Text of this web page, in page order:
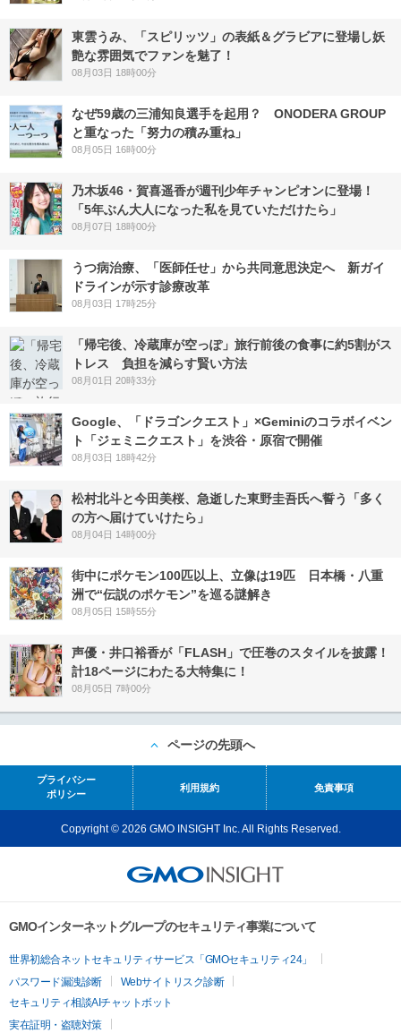
東雲うみ、「スピリッツ」の表紙＆グラビアに登場し妖
艶な雰囲気でファンを魅了！
08月03日 18時00分
なぜ59歳の三浦知良選手を起用？ ONODERA GROUP
と重なった「努力の積み重ね」
08月05日 16時00分
乃木坂46・賀喜遥香が週刊少年チャンピオンに登場！
「5年ぶん大人になった私を見ていただけたら」
08月07日 18時00分
うつ病治療、「医師任せ」から共同意思決定へ 新ガイ
ドラインが示す診療改革
08月03日 17時25分
「帰宅後、冷蔵庫が空っぽ」旅行前後の食事に約5割がス
トレス 負担を減らす賢い方法
08月01日 20時33分
Google、「ドラゴンクエスト」×Geminiのコラボイベン
ト「ジェミニクエスト」を渋谷・原宿で開催
08月03日 18時42分
松村北斗と今田美桜、急逝した東野圭吾氏へ誓う「多く
の方へ届けていけたら」
08月04日 14時00分
街中にポケモン100匹以上、立像は19匹 日本橋・八重
洲で“伝説のポケモン”を巡る謎解き
08月05日 15時55分
声優・井口裕香が「FLASH」で圧巻のスタイルを披露！
計18ページにわたる大特集に！
08月05日 7時00分
ページの先頭へ
プライバシー
ポリシー
利用規約 免責事項
Copyright © 2026 GMO INSIGHT Inc. All Rights Reserved.
GMOインターネットグループのセキュリティ事業について
世界初総合ネットセキュリティサービス「GMOセキュリティ24」
パスワード漏洩診断
Webサイトリスク診断
セキュリティ相談AIチャットボット
実在証明・盗聴対策